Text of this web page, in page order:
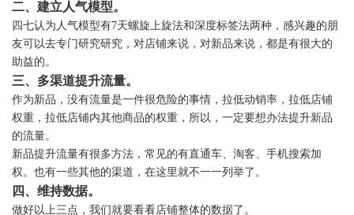
二、建立人气模型。
四七认为人气模型有7天螺旋上旋法和深度标签法两种，感兴趣的朋
友可以去专门研究研究，对店铺来说，对新品来说，都是有很大的
助益的。
三、多渠道提升流量。
作为新品，没有流量是一件很危险的事情，拉低动销率，拉低店铺
权重，拉低店铺内其他商品的权重，所以，一定要想办法提升新品
的流量。
新品提升流量有很多方法，常见的有直通车、淘客、手机搜索加
权。也有一些其他的渠道，在这里就不一一列举了。
四、维持数据。
做好以上三点，我们就要看看店铺整体的数据了。